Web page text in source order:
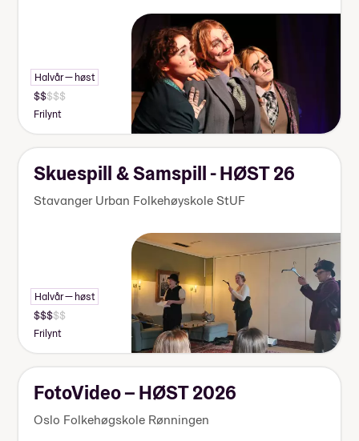
Halvår — høst
Frilynt
Skuespill & Samspill - HØST 26
Stavanger Urban Folkehøyskole StUF
Halvår — høst
Frilynt
FotoVideo – HØST 2026
Oslo Folkehøgskole Rønningen